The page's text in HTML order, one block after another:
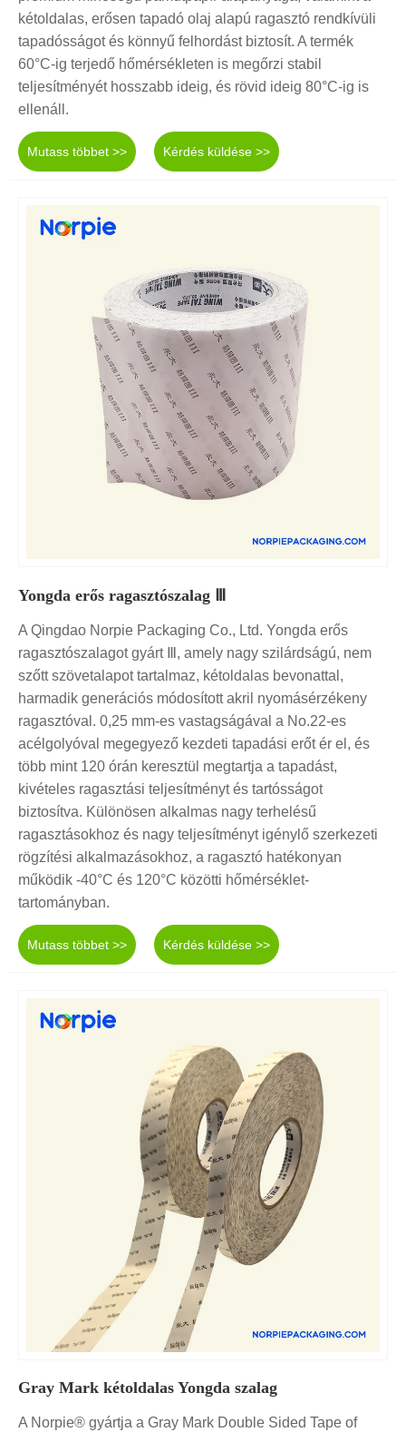
kétoldalas, erősen tapadó olaj alapú ragasztó rendkívüli
tapadósságot és könnyű felhordást biztosít. A termék
60°C-ig terjedő hőmérsékleten is megőrzi stabil
teljesítményét hosszabb ideig, és rövid ideig 80°C-ig is
ellenáll.
Mutass többet >> Kérdés küldése >>
Yongda erős ragasztószalag Ⅲ
A Qingdao Norpie Packaging Co., Ltd. Yongda erős
ragasztószalagot gyárt Ⅲ, amely nagy szilárdságú, nem
szőtt szövetalapot tartalmaz, kétoldalas bevonattal,
harmadik generációs módosított akril nyomásérzékeny
ragasztóval. 0,25 mm-es vastagságával a No.22-es
acélgolyóval megegyező kezdeti tapadási erőt ér el, és
több mint 120 órán keresztül megtartja a tapadást,
kivételes ragasztási teljesítményt és tartósságot
biztosítva. Különösen alkalmas nagy terhelésű
ragasztásokhoz és nagy teljesítményt igénylő szerkezeti
rögzítési alkalmazásokhoz, a ragasztó hatékonyan
működik -40°C és 120°C közötti hőmérséklet-
tartományban.
Mutass többet >> Kérdés küldése >>
Gray Mark kétoldalas Yongda szalag
A Norpie® gyártja a Gray Mark Double Sided Tape of